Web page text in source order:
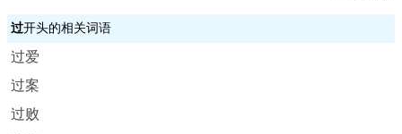
过开头的相关词语
过爱
过案
过败